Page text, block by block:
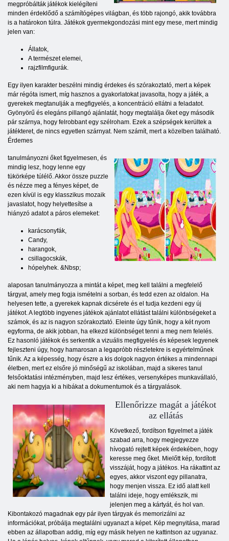
megpróbálták játékok kielégíteni
minden érdeklődő a számítógépes világban, és több rajongó, akik továbbra
is a határokon túlra. Játékok gyermekgondozási mint egy mese, mert mindig
jelen van:
Állatok,
A természet elemei,
rajzfilmfigurák.
Egy ilyen karakter beszélni mindig érdekes és szórakoztató, mert a képek
már régóta ismert, míg hasznos a gyakorlatokat javasolta, hogy a játék, a
gyerekek megtanulják a megfigyelés, a koncentráció ellátni a feladatot.
Gyönyörű és elegáns pillangó ajánlatát, hogy megtalálja őket egy második
pár szárnya, hogy felrobbant egy szélroham. Ezek a szépségek kerültek a
játékteret, de nincs egyetlen szárnyat. Nem számít, mert a közelben található.
Érdemes
tanulmányozni őket figyelmesen, és
mindig lesz, hogy lenne egy
tükörképe túlélő. Akkor össze puzzle
és nézze meg a fényes képet, de
ezen kívül is egy klasszikus mozaik
javaslatot, hogy helyettesítse a
hiányzó adatot a páros elemeket:
karácsonyfák,
Candy,
harangok,
csillagocskák,
hópelyhek. &Nbsp;
alaposan tanulmányozza a mintát a képet, meg kell találni a megfelelő
tárgyat, amely meg fogja ismételni a sorban, és tedd ezen az oldalon. Ha
helyesen tette, a gyerekek kapnak dicsérete és el tudja kezdeni egy új
játékot. A legtöbb ingyenes játékok ajánlatot ellátást találni különbségeket a
számok, és az is nagyon szórakoztató. Eleinte úgy tűnik, hogy a két nyom
egyforma, de akik jobban, ha elkezd különbséget tenni a meg nem felelés.
Ez hasonló játékok és serkentik a vizuális megfigyelés és képesek legyenek
fejleszteni úgy, hogy hamarosan a legapróbb részletekre is egyértelműnek
tűnik. Az a képesség, hogy észre a kis dolgok nagyon értékes a mindennapi
életben, mert ez elsőre jó minőségű az iskolában, majd a sikeres tanul
felsőoktatási intézményben, majd lesz értékes, versenyképes munkavállaló,
aki nem hagyja ki a hibákat a dokumentumok és a tárgyalások.
Ellenőrizze magát a játékot
az ellátás
Következő, fordítson figyelmet a játék
szabad arra, hogy megjegyezze
hívogató rejtett képek érdekében, hogy
keresse meg őket. Mielőtt kép, fordított
visszáját, hogy a játékos. Ha rákattint az
egyes, akkor viszont egy pillanatra,
hogy menjen vissza. Ez idő alatt kell
találni ideje, hogy emlékszik, mi
jelenjen meg a kártyát, és hol van.
Kibontakozó magadnak egy pár ilyen tárgyak és memorizálni az
információkat, próbálja megtalálni ugyanazt a képet. Kép megnyitása, marad
ebben az állapotban addig, míg egy másik helyen ne kattintson az ugyanaz.